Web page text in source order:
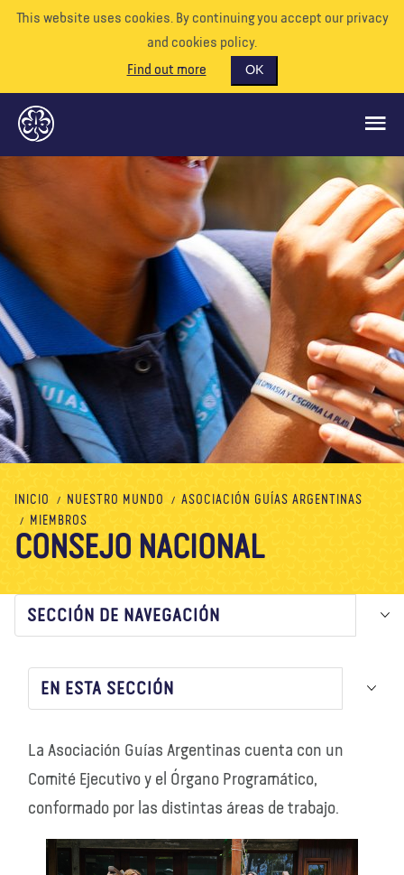
This website uses cookies. By continuing you accept our privacy
and cookies policy.
Find out more
OK
VOLUNTARIO
EVENTOS
NUESTRO MUNDO
RECURSOS
Nosotros Blog Noticias Tienda Contacto DONAR
INICIO NUESTRO MUNDO
ASOCIACIÓN GUÍAS ARGENTINAS
MIEMBROS
CONSEJO NACIONAL
SECCIÓN DE NAVEGACIÓN
EN ESTA SECCIÓN
La Asociación Guías Argentinas cuenta con un
Comité Ejecutivo y el Órgano Programático,
conformado por las distintas áreas de trabajo.